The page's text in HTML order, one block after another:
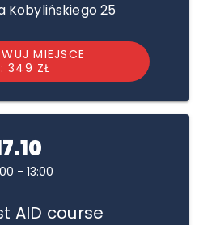
Kobylińskiego 25
MIEJSCE
349 ZŁ
- 13:00
AID course